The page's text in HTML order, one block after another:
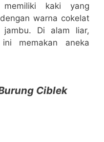
kaki yang
warna cokelat
jambu. Di alam liar,
memakan aneka
Ciblek